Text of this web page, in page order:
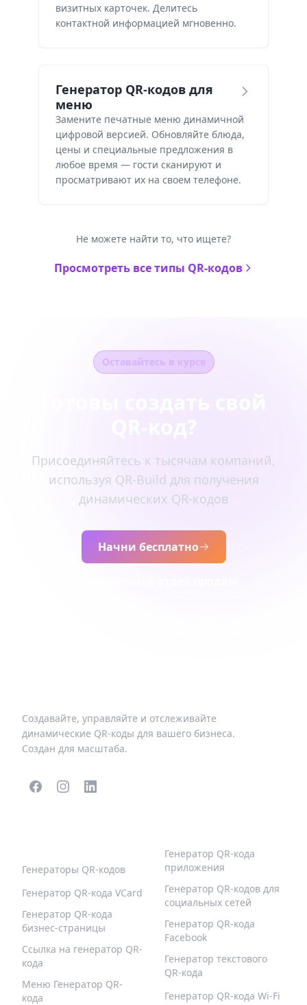
визитных карточек. Делитесь
контактной информацией мгновенно.
Генератор QR-кодов для
меню
Замените печатные меню динамичной
цифровой версией. Обновляйте блюда,
цены и специальные предложения в
любое время — гости сканируют и
просматривают их на своем телефоне.
Не можете найти то, что ищете?
Просмотреть все типы QR-кодов
Оставайтесь в курсе
Присоединяйтесь к тысячам компаний,
используя QR-Build для получения
динамических QR-кодов
Начни бесплатно
Создавайте, управляйте и отслеживайте
динамические QR-коды для вашего бизнеса.
Создан для масштаба.
Генераторы QR-кодов
Генератор QR-кода VCard
Генератор QR-кода
бизнес-страницы
Ссылка на генератор QR-
кода
Меню Генератор QR-
кода
Генератор QR-кода
приложения
Генератор QR-кодов для
социальных сетей
Генератор QR-кода
Facebook
Генератор текстового
QR-кода
Генератор QR-кода Wi-Fi